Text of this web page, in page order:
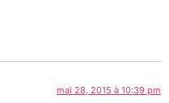
mai 28, 2015 à 10:39 pm